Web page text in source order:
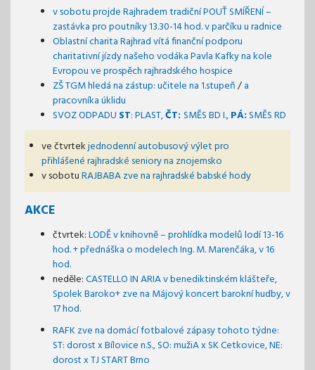
v sobotu projde Rajhradem tradiční POUŤ SMÍŘENÍ –
zastávka pro poutníky 13.30-14 hod. v parčíku u radnice
Oblastní charita Rajhrad vítá finanční podporu
charitativní jízdy našeho vodáka Pavla Kafky na kole
Evropou ve prospěch rajhradského hospice
ZŠ TGM hledá na zástup: učitele na 1.stupeň/a
pracovníka úklidu
SVOZ ODPADU ST: PLAST,ČT: SMĚS BD I.,PÁ:SMĚS RD
ve čtvrtekjednodenní autobusový výlet pro
přihlášené rajhradské seniory na znojemsko
v sobotuRAJBABA zve na rajhradské babské hody
AKCE
čtvrtek:LODĚ v knihovně – prohlídka modelů lodí 13-16
hod. + přednáška o modelech Ing. M. Marenčáka, v 16
hod.
neděle:CASTELLO IN ARIA v benediktinském klášteře,
Spolek Baroko+ zve na Májový koncert barokní hudby, v
17 hod.
RAFK zve na domácí fotbalové zápasy tohoto týdne:
ST: dorost x Bílovice n.S., SO: mužiA x SK Cetkovice, NE:
dorost x TJ START Brno